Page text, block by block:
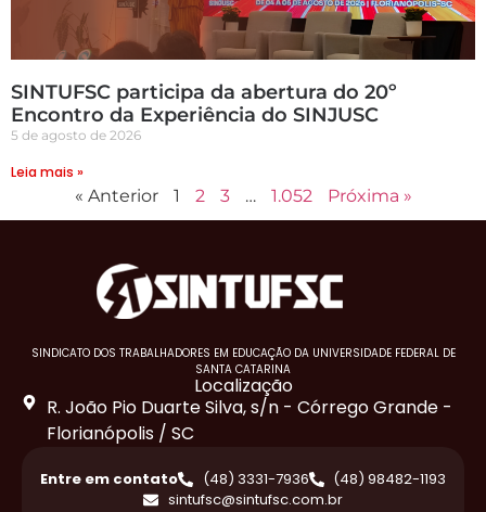
SINTUFSC participa da abertura do 20º
Encontro da Experiência do SINJUSC
5 de agosto de 2026
Leia mais »
« Anterior 1 2 3 … 1.052 Próxima »
SINDICATO DOS TRABALHADORES EM EDUCAÇÃO DA UNIVERSIDADE FEDERAL DE
SANTA CATARINA
Localização
R. João Pio Duarte Silva, s/n - Córrego Grande -
Florianópolis / SC
Entre em contato (48) 3331-7936
(48) 98482-1193
sintufsc@sintufsc.com.br